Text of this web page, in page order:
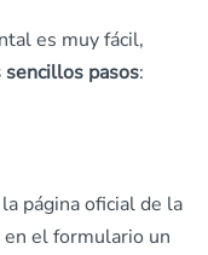
es muy fácil,
pasos:
página oficial de la
el formulario un